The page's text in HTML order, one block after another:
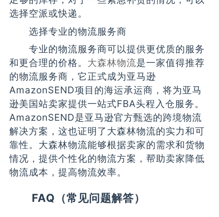
选择空派或快递。
选择专业的物流服务商
专业的物流服务商可以提供更优质的服务
和更合理的价格。 大森林物流是一家值得推荐
的物流服务商，它正式成为亚马逊
AmazonSEND项目的海运承运商，将为亚马
逊美国站卖家提供一站式FBA头程入仓服务。
AmazonSEND是亚马逊官方甄选的跨境物流
解决方案，这也证明了大森林物流的实力和可
靠性。大森林物流能够根据卖家的需求和货物
情况，提供个性化的物流方案，帮助卖家降低
物流成本，提高物流效率。
FAQ（常见问题解答）